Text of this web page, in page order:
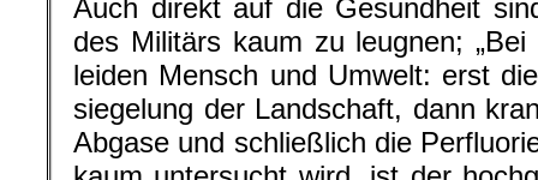
Auch direkt auf die Gesundheit
des Militärs kaum zu leugnen;
leiden Mensch und Umwelt: erst
siegelung der Landschaft, dann
Abgase und schließlich die